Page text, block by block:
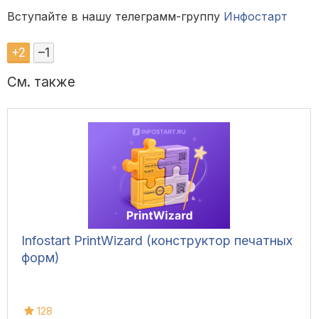
Вступайте в нашу телеграмм-группу Инфостарт
+2 –1
См. также
Infostart PrintWizard (конструктор печатных
форм)
128